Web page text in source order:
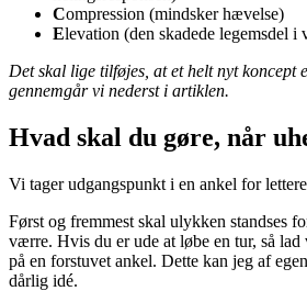
Compression (mindsker hævelse)
Elevation (den skadede legemsdel
Det skal lige tilføjes, at et helt nyt koncept
gennemgår vi nederst i artiklen.
Hvad skal du gøre, når
Vi tager udgangspunkt i en ankel for
Først og fremmest skal ulykken standses
værre. Hvis du er ude at løbe en tur, så
på en forstuvet ankel. Dette kan jeg af
dårlig idé.